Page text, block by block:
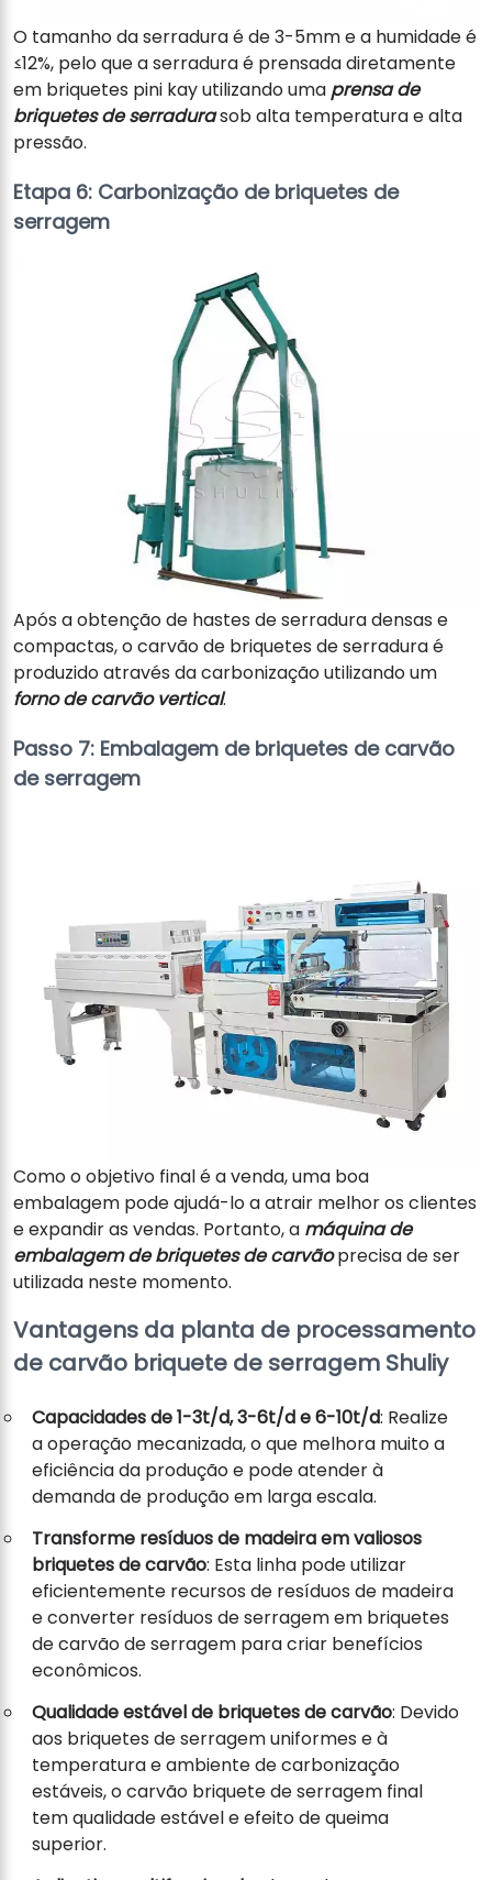
O tamanho da serradura é de 3-5mm e a humidade é
≤12%, pelo que a serradura é prensada diretamente
em briquetes pini kay utilizando uma prensa de
briquetes de serradurasob alta temperatura e alta
pressão.
Etapa 6: Carbonização de briquetes de
serragem
Após a obtenção de hastes de serradura densas e
compactas, o carvão de briquetes de serradura é
produzido através da carbonização utilizando um
forno de carvão vertical.
Passo 7: Embalagem de briquetes de carvão
de serragem
Como o objetivo final é a venda, uma boa
embalagem pode ajudá-lo a atrair melhor os clientes
e expandir as vendas. Portanto, a máquina de
embalagem de briquetes de carvãoprecisa de ser
utilizada neste momento.
Vantagens da planta de processamento
de carvão briquete de serragem Shuliy
Capacidades de 1-3t/d, 3-6t/d e 6-10t/d: Realize
a operação mecanizada, o que melhora muito a
eficiência da produção e pode atender à
demanda de produção em larga escala.
Transforme resíduos de madeira em valiosos
briquetes de carvão: Esta linha pode utilizar
eficientemente recursos de resíduos de madeira
e converter resíduos de serragem em briquetes
de carvão de serragem para criar benefícios
econômicos.
Qualidade estável de briquetes de carvão: Devido
aos briquetes de serragem uniformes e à
temperatura e ambiente de carbonização
estáveis, o carvão briquete de serragem final
tem qualidade estável e efeito de queima
superior.